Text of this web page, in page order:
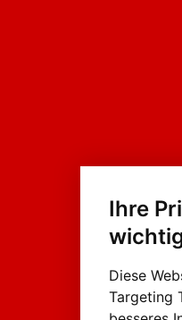
Ihre
Diese
Targeting